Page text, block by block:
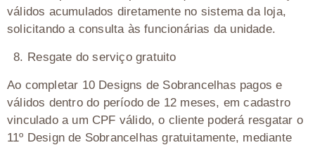
válidos acumulados diretamente no sistema da loja,
solicitando a consulta às funcionárias da unidade.
8.⁠ ⁠Resgate do serviço gratuito
Ao completar 10 Designs de Sobrancelhas pagos e
válidos dentro do período de 12 meses, em cadastro
vinculado a um CPF válido, o cliente poderá resgatar o
11º Design de Sobrancelhas gratuitamente, mediante